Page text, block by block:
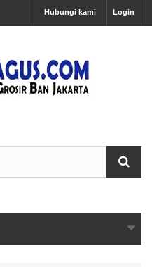
Login
Hubungi kami